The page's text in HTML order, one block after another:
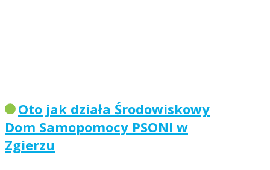
Oto jak działa Środowiskowy
Dom Samopomocy PSONI w
Zgierzu